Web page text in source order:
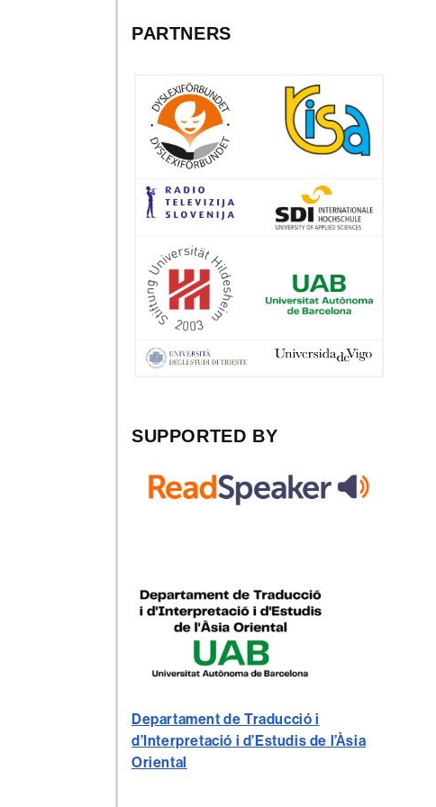
PARTNERS
SUPPORTED BY
Departament de Traducció i
d’Interpretació i d’Estudis de l’Àsia
Oriental